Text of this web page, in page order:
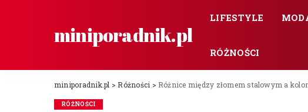
miniporadnik.pl
LIFESTYLE
RÓŻNOŚCI
miniporadnik.pl >Różności > Różnice między złomem stalowym a
RÓŻNOŚCI